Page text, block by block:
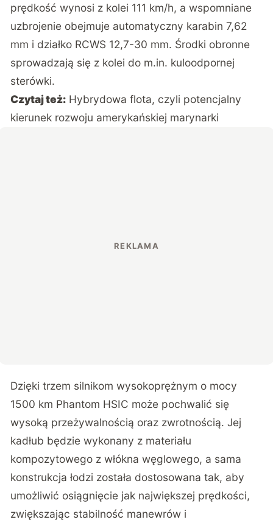
prędkość wynosi z kolei 111 km/h, a wspomniane
uzbrojenie obejmuje automatyczny karabin 7,62
mm i działko RCWS 12,7-30 mm. Środki obronne
sprowadzają się z kolei do m.in. kuloodpornej
sterówki.
Czytaj też: Hybrydowa flota, czyli potencjalny
kierunek rozwoju amerykańskiej marynarki
Dzięki trzem silnikom wysokoprężnym o mocy
1500 km Phantom HSIC może pochwalić się
wysoką przeżywalnością oraz zwrotnością. Jej
kadłub będzie wykonany z materiału
kompozytowego z włókna węglowego, a sama
konstrukcja łodzi została dostosowana tak, aby
umożliwić osiągnięcie jak największej prędkości,
zwiększając stabilność manewrów i